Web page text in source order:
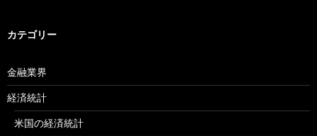
カテゴリー
金融業界
経済統計
米国の経済統計